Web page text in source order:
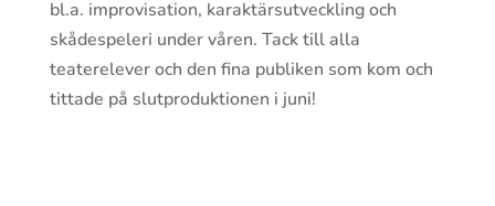
bl.a. improvisation, karaktärsutveckling och
skådespeleri under våren. Tack till alla
teaterelever och den fina publiken som kom och
tittade på slutproduktionen i juni!